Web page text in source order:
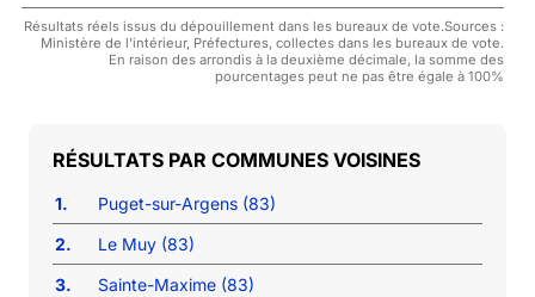
Résultats réels issus du dépouillement dans les bureaux de vote.Sources :
Ministère de l'intérieur, Préfectures, collectes dans les bureaux de vote.
En raison des arrondis à la deuxième décimale, la somme des
pourcentages peut ne pas être égale à 100%
COMMUNES VOISINES
1.
Puget-sur-Argens (83)
2.
Le Muy (83)
3.
Sainte-Maxime (83)